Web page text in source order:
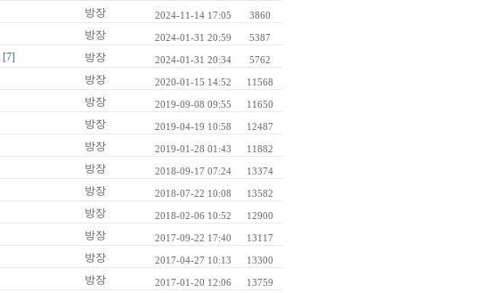
방장 2024-11-14 17:05 3860
방장 2024-01-31 20:59 5387
[7] 방장 2024-01-31 20:34 5762
방장 2020-01-15 14:52 11568
방장 2019-09-08 09:55 11650
방장 2019-04-19 10:58 12487
방장 2019-01-28 01:43 11882
방장 2018-09-17 07:24 13374
방장 2018-07-22 10:08 13582
방장 2018-02-06 10:52 12900
방장 2017-09-22 17:40 13117
방장 2017-04-27 10:13 13300
방장 2017-01-20 12:06 13759